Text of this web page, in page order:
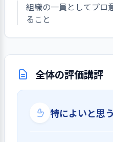
組織の一員としてプロ
ること
全体の評価講評
特によいと思